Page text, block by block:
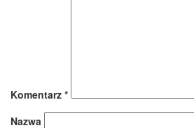
Komentarz *
Nazwa